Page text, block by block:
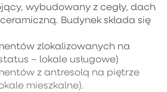
wybudowany z cegły, dach
Budynek składa się
zlokalizowanych na
– lokale usługowe)
z antresolą na piętrze
mieszkalne).